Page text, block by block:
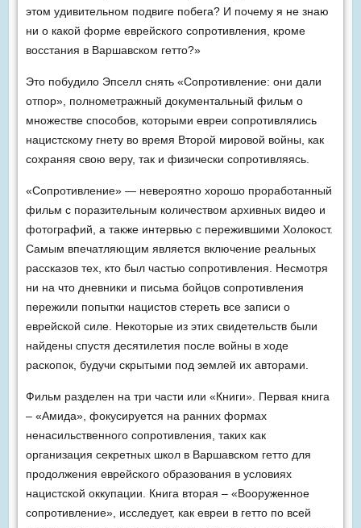
этом удивительном подвиге побега? И почему я не знаю
ни о какой форме еврейского сопротивления, кроме
восстания в Варшавском гетто?»
Это побудило Эпселл снять «Сопротивление: они дали
отпор», полнометражный документальный фильм о
множестве способов, которыми евреи сопротивлялись
нацистскому гнету во время Второй мировой войны, как
сохраняя свою веру, так и физически сопротивляясь.
«Сопротивление» — невероятно хорошо проработанный
фильм с поразительным количеством архивных видео и
фотографий, а также интервью с пережившими Холокост.
Самым впечатляющим является включение реальных
рассказов тех, кто был частью сопротивления. Несмотря
ни на что дневники и письма бойцов сопротивления
пережили попытки нацистов стереть все записи о
еврейской силе. Некоторые из этих свидетельств были
найдены спустя десятилетия после войны в ходе
раскопок, будучи скрытыми под землей их авторами.
Фильм разделен на три части или «Книги». Первая книга
– «Амида», фокусируется на ранних формах
ненасильственного сопротивления, таких как
организация секретных школ в Варшавском гетто для
продолжения еврейского образования в условиях
нацистской оккупации. Книга вторая – «Вооруженное
сопротивление», исследует, как евреи в гетто по всей